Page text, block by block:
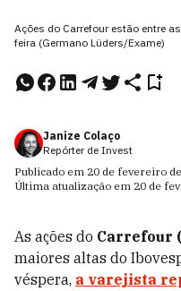
Ações do Carrefour estão entre
feira (Germano Lüders/Exame)
Janize Colaço
Repórter de Invest
Publicado em 20 de fevereiro
Última atualização em 20 de
As ações do Carrefour (
maiores altas do
véspera, a varejista